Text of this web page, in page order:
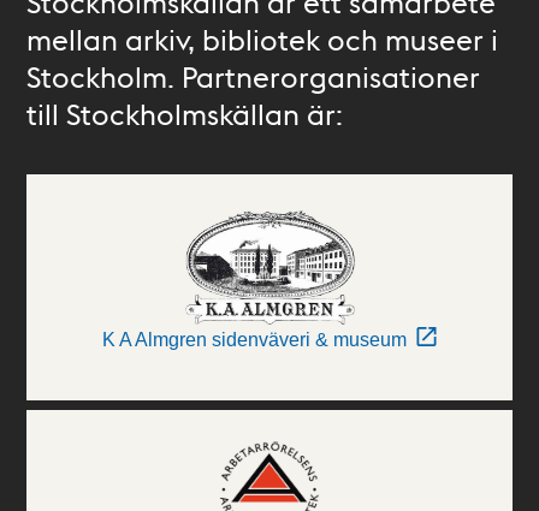
mellan arkiv, bibliotek och museer i
Stockholm. Partnerorganisationer
till Stockholmskällan är:
K A Almgren sidenväveri & museum